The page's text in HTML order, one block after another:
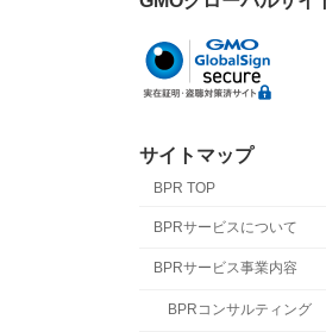
サイトマップ
BPR TOP
BPRサービスについて
BPRサービス事業内容
BPRコンサルティング